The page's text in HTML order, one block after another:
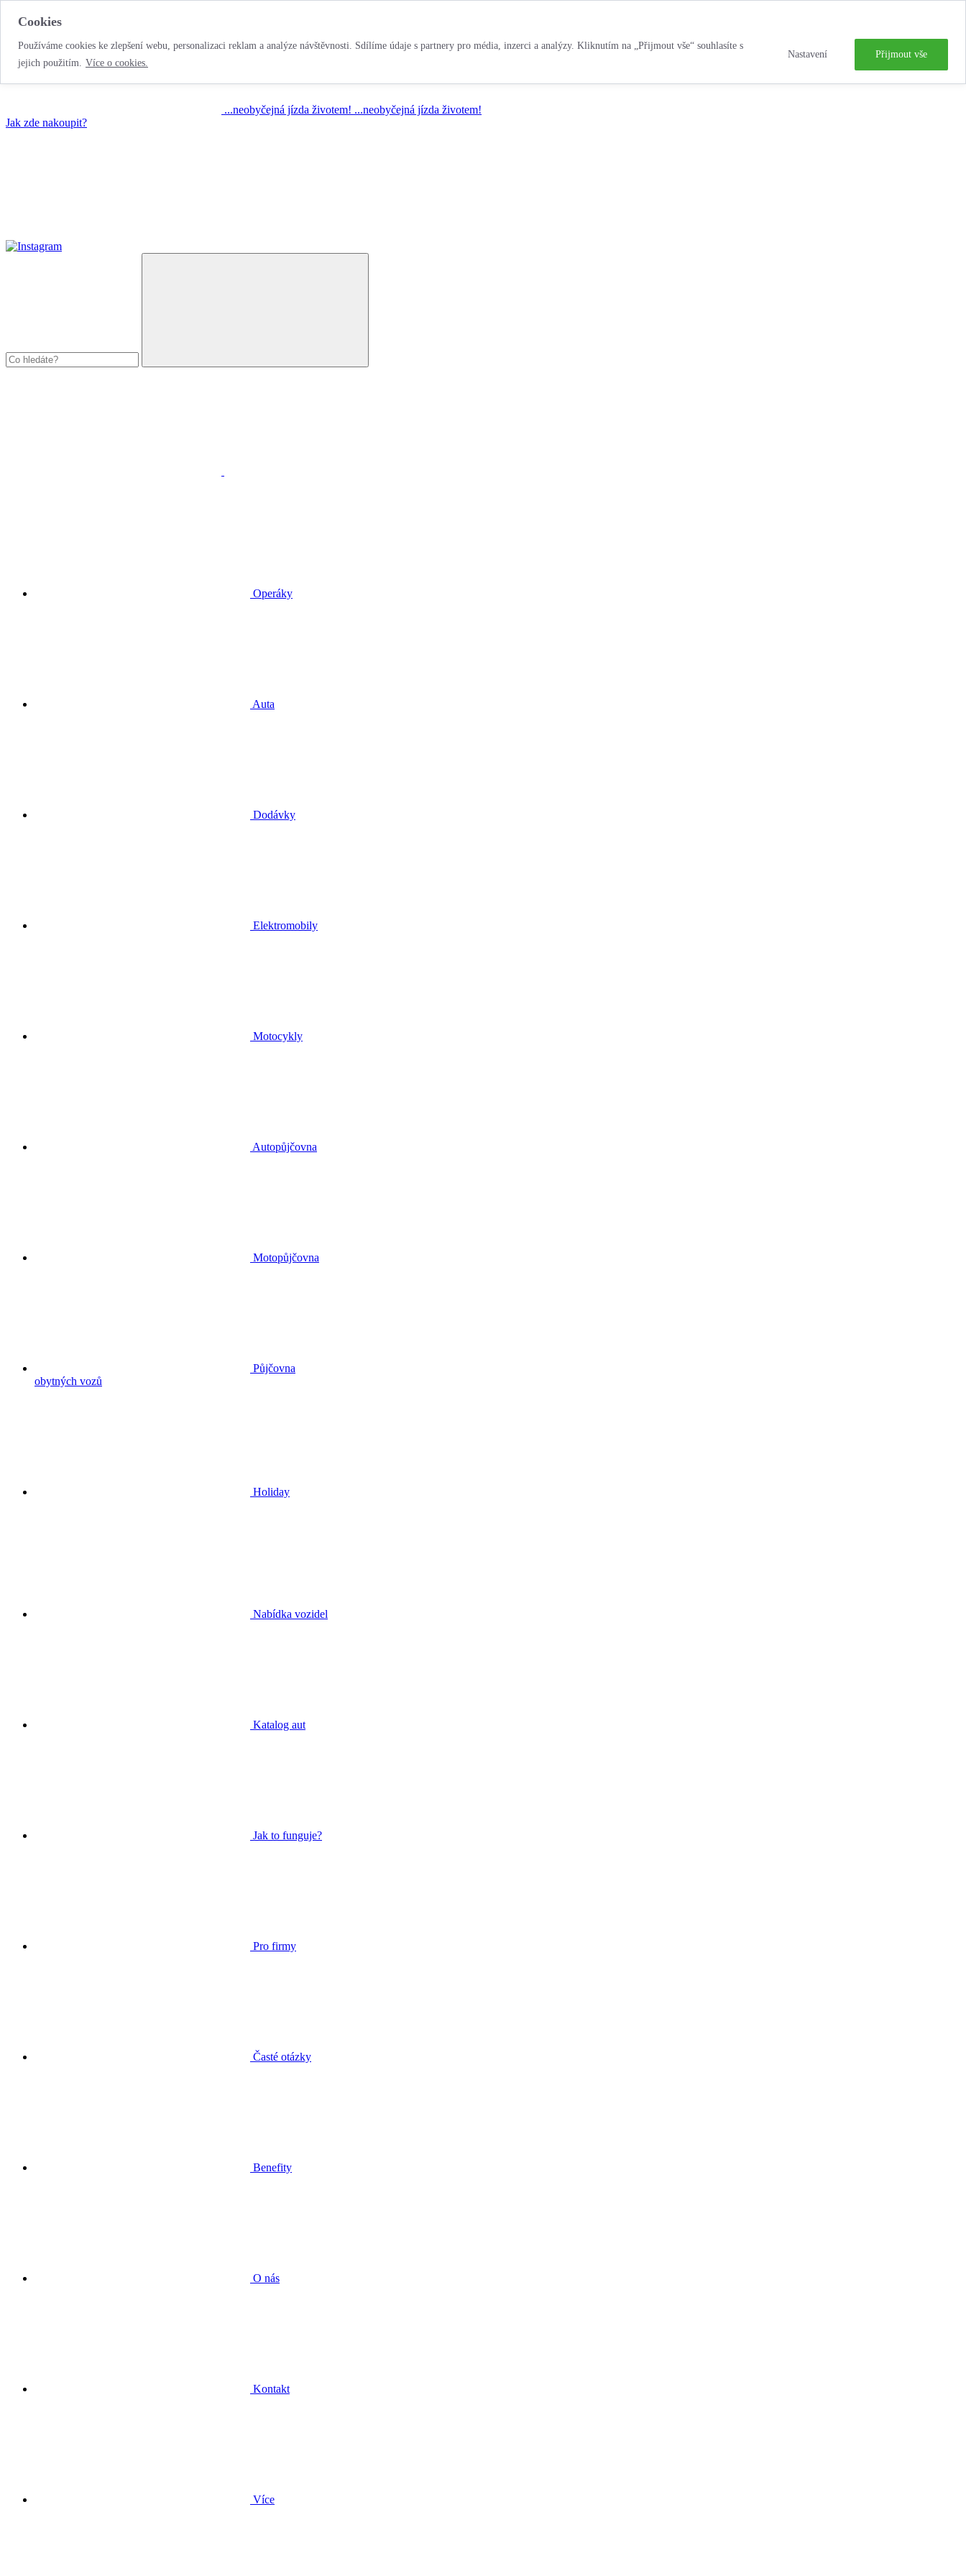
Cookies
Používáme cookies ke zlepšení webu, personalizaci reklam a analýze návštěvnosti. Sdílíme údaje s partnery pro média, inzerci a analýzy. Kliknutím na „Přijmout vše“ souhlasíte s
jejich použitím. Více o cookies.
Nastavení Přijmout vše
...neobyčejná jízda životem! ...neobyčejná jízda životem!
Jak zde nakoupit?
Operáky
Auta
Dodávky
Elektromobily
Motocykly
Autopůjčovna
Motopůjčovna
Půjčovna
obytných vozů
Holiday
Nabídka vozidel
Katalog aut
Jak to funguje?
Pro firmy
Časté otázky
Benefity
O nás
Kontakt
Více